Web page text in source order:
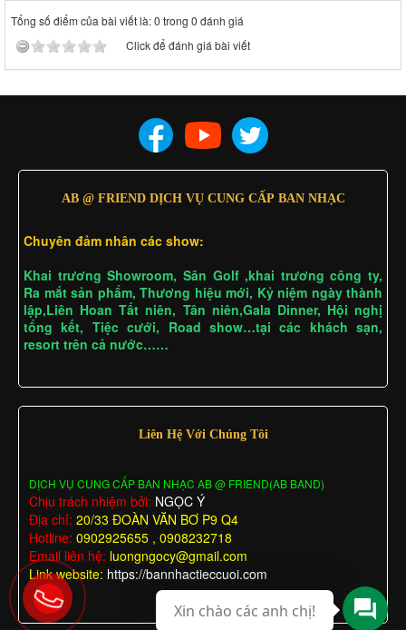
Tổng số điểm của bài viết là: 0 trong 0 đánh giá
Click để đánh giá bài viết
AB @ FRIEND DỊCH VỤ CUNG CẤP BAN NHẠC
Chuyên đảm nhân các show:
Khai trương Showroom, Sân Golf ,khai trương công ty,
Ra mắt sản phẩm, Thương hiệu mới, Kỷ niệm ngày thành
lập,Liên Hoan Tất niên, Tân niên,Gala Dinner, Hội nghị
tổng kết, Tiệc cưới, Road show…tại các khách sạn,
resort trên cả nước……
Liên Hệ Với Chúng Tôi
DỊCH VỤ CUNG CẤP BAN NHẠC AB @ FRIEND(AB BAND)
Chịu trách nhiệm bởi: NGỌC Ý
Địa chỉ: 20/33 ĐOÀN VĂN BƠ P9 Q4
Hotline: 0902925655 , 0908232718
Email liên hệ: luongngocy@gmail.com
Link website: https://bannhactieccuoi.com
Xin chào các anh chị!